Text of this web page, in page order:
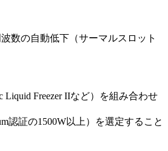
数の自動低下（サーマルスロット
Freezer IIなど）を組み合わせ
認証の1500W以上）を選定すること